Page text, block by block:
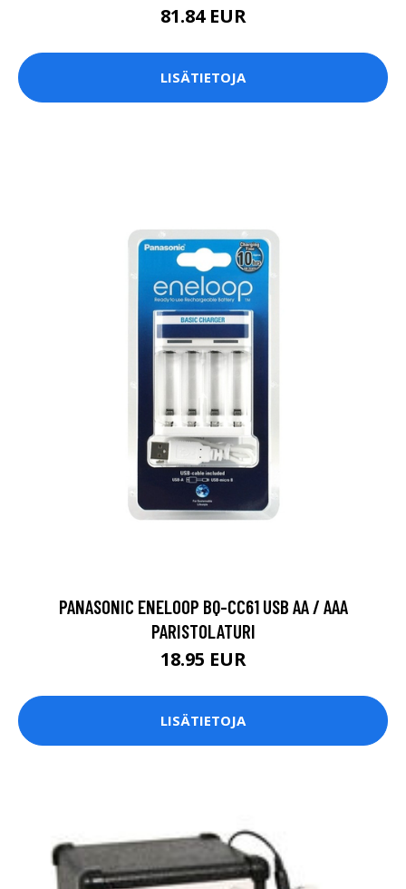
81.84 EUR
LISÄTIETOJA
PANASONIC ENELOOP BQ-CC61 USB AA / AAA
PARISTOLATURI
18.95 EUR
LISÄTIETOJA